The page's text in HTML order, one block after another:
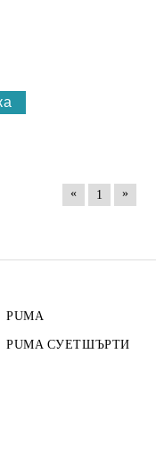
« 1 »
PUMA
PUMA СУЕТШЪРТИ